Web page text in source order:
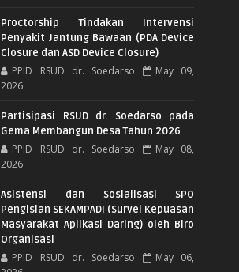
Proctorship Tindakan Intervensi
Penyakit Jantung Bawaan (PDA Device
Closure dan ASD Device Closure)
PPID RSUD dr. Soedarso
May 09,
2026
Partisipasi RSUD dr. Soedarso pada
Gema Membangun Desa Tahun 2026
PPID RSUD dr. Soedarso
May 08,
2026
Asistensi dan Sosialisasi SPO
Pengisian SEKAMPADI (Survei Kepuasan
Masyarakat Aplikasi Daring) oleh Biro
Organisasi
PPID RSUD dr. Soedarso
May 06,